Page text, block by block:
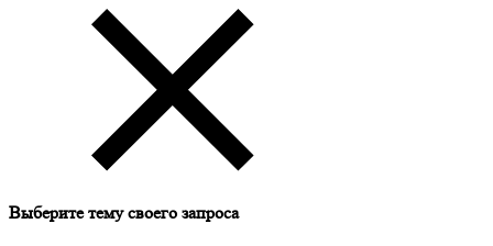
Выберите тему своего запроса